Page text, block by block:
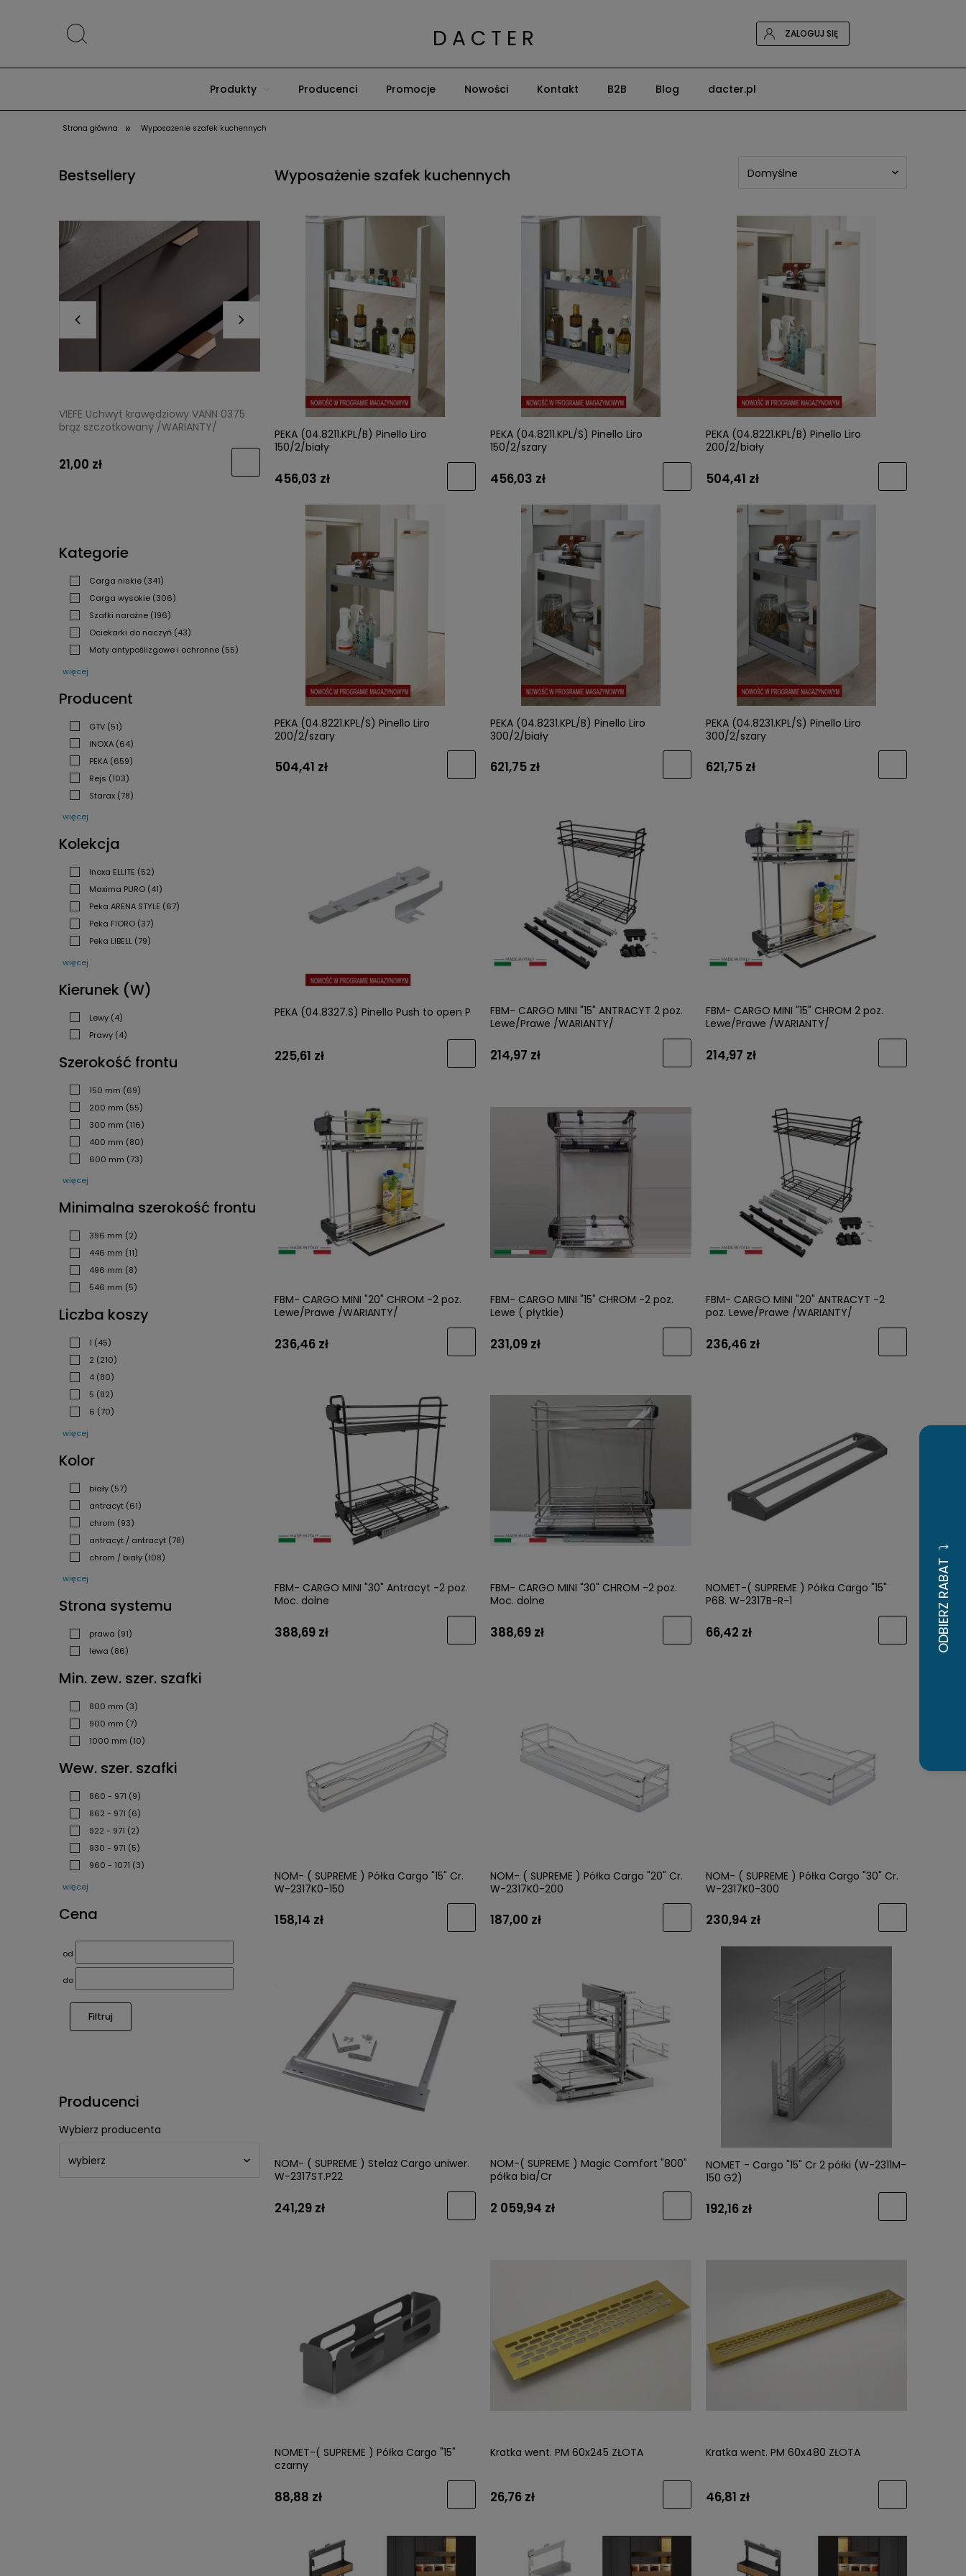
D A C T E R ZALOGUJ SIĘ
Produkty Producenci Promocje Nowości Kontakt B2B Blog dacter.pl
Strona główna » Wyposażenie szafek kuchennych
Bestsellery
VIEFE Uchwyt krawędziowy VANN 0375
brąz szczotkowany /WARIANTY/
21,00 zł
VIEFE Gałka COMO 0168 brąz
szczotkowany /WARIANTY/
VIEFE Uchwyt BRAVE 0452 brąz metalik
/WARIANTY/
GTV-Uchwyt NYXA (UZ-NYXA-18) Złoto
Szczotkowany /WARIANTY/
Kategorie
Carga niskie (341)
Carga wysokie (306)
Szafki narożne (196)
Ociekarki do naczyń (43)
Maty antypoślizgowe i ochronne (55)
więcej
Producent
GTV (51)
INOXA (64)
PEKA (659)
Rejs (103)
Starax (78)
więcej
Kolekcja
Inoxa ELLITE (52)
Maxima PURO (41)
Peka ARENA STYLE (67)
Peka FIORO (37)
Peka LIBELL (79)
więcej
Kierunek (W)
Lewy (4)
Prawy (4)
Szerokość frontu
150 mm (69)
200 mm (55)
300 mm (116)
400 mm (80)
600 mm (73)
więcej
Minimalna szerokość frontu
396 mm (2)
446 mm (11)
496 mm (8)
546 mm (5)
Liczba koszy
1 (45)
2 (210)
4 (80)
5 (82)
6 (70)
więcej
Kolor
biały (57)
antracyt (61)
chrom (93)
antracyt / antracyt (78)
chrom / biały (108)
więcej
Strona systemu
prawa (91)
lewa (86)
Min. zew. szer. szafki
800 mm (3)
900 mm (7)
1000 mm (10)
Wew. szer. szafki
860 - 971 (9)
862 - 971 (6)
922 - 971 (2)
930 - 971 (5)
960 - 1071 (3)
więcej
Cena
od
do
Filtruj
Producenci
Wybierz producenta
Wyposażenie szafek kuchennych
PEKA (04.8211.KPL/B) Pinello Liro
150/2/biały
456,03 zł
PEKA (04.8211.KPL/S) Pinello Liro
150/2/szary
456,03 zł
PEKA (04.8221.KPL/B) Pinello Liro
200/2/biały
504,41 zł
PEKA (04.8221.KPL/S) Pinello Liro
200/2/szary
504,41 zł
PEKA (04.8231.KPL/B) Pinello Liro
300/2/biały
621,75 zł
PEKA (04.8231.KPL/S) Pinello Liro
300/2/szary
621,75 zł
PEKA (04.8327.S) Pinello Push to open P
225,61 zł
FBM- CARGO MINI "15" ANTRACYT 2 poz.
Lewe/Prawe /WARIANTY/
214,97 zł
FBM- CARGO MINI "15" CHROM 2 poz.
Lewe/Prawe /WARIANTY/
214,97 zł
FBM- CARGO MINI "20" CHROM -2 poz.
Lewe/Prawe /WARIANTY/
236,46 zł
FBM- CARGO MINI "15" CHROM -2 poz.
Lewe ( płytkie)
231,09 zł
FBM- CARGO MINI "20" ANTRACYT -2
poz. Lewe/Prawe /WARIANTY/
236,46 zł
FBM- CARGO MINI "30" Antracyt -2 poz.
Moc. dolne
388,69 zł
FBM- CARGO MINI "30" CHROM -2 poz.
Moc. dolne
388,69 zł
NOMET-( SUPREME ) Półka Cargo "15"
P68. W-2317B-R-1
66,42 zł
NOM- ( SUPREME ) Półka Cargo "15" Cr.
W-2317K0-150
158,14 zł
NOM- ( SUPREME ) Półka Cargo "20" Cr.
W-2317K0-200
187,00 zł
NOM- ( SUPREME ) Półka Cargo "30" Cr.
W-2317K0-300
230,94 zł
NOM- ( SUPREME ) Stelaż Cargo uniwer.
W-2317ST.P22
241,29 zł
NOM-( SUPREME ) Magic Comfort "800"
półka bia/Cr
2 059,94 zł
NOMET - Cargo "15" Cr 2 półki (W-2311M-
150 G2)
192,16 zł
NOMET-( SUPREME ) Półka Cargo "15"
czarny
88,88 zł
Kratka went. PM 60x245 ZŁOTA
26,76 zł
Kratka went. PM 60x480 ZŁOTA
46,81 zł